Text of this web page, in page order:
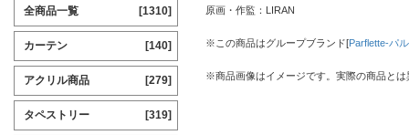
原画・作監：LIRAN
※この商品はグループブランド[Parflette-パ
※商品画像はイメージです。実際の商品と
全商品一覧 [1310]
カーテン [140]
アクリル商品 [279]
タペストリー [319]